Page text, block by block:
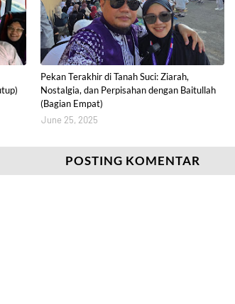
Pekan Terakhir di Tanah Suci: Ziarah,
Nostalgia, dan Perpisahan dengan Baitullah
(Bagian Empat)
June 25, 2025
POSTING KOMENTAR